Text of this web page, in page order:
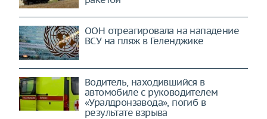
ООН отреагировала на нападение
ВСУ на пляж в Геленджике
Водитель, находившийся в
автомобиле с руководителем
«Уралдронзавода», погиб в
результате взрыва